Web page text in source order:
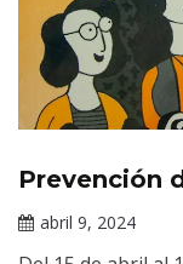
Cursos
línea
Prevención
abril 9, 2024